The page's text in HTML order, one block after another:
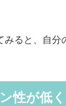
みると、自分
性が低